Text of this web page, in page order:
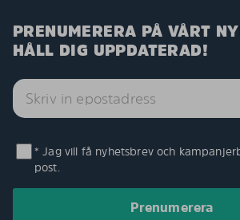
PRENUMERERA PÅ VÅRT
HÅLL DIG UPPDATERAD!
* Jag vill få nyhetsbrev och
post.